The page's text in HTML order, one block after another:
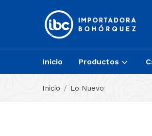
Inicio Productos
Inicio Lo Nuevo